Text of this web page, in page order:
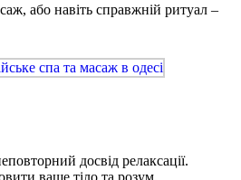
або навіть справжній ритуал –
досвід релаксації.
ваше тіло та розум.